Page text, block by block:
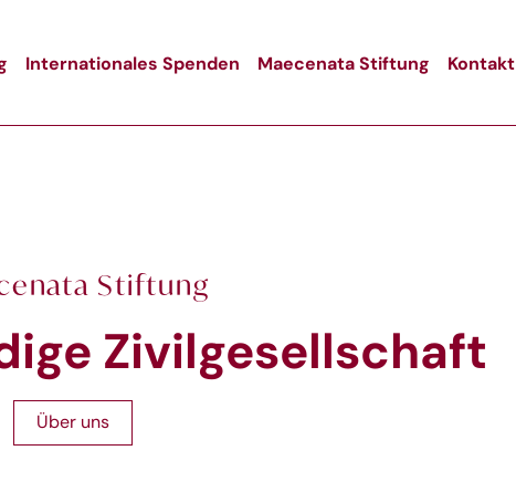
Internationales Spenden Maecenata Stiftung Kontakt
Stiftung
Zivilgesellschaft
Über uns